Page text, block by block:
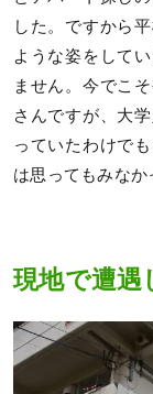
した。ですから
ような姿をして
ません。今でこ
さんですが、大
っていたわけで
は思ってもみなか
現地で遭遇